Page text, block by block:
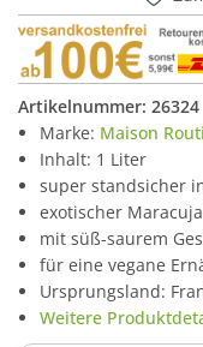
Artikelnummer: 26324
Marke: Maison
Inhalt: 1 Liter
super standsicher
exotischer
mit süß-saurem
für eine vegane
Ursprungsland:
Weitere